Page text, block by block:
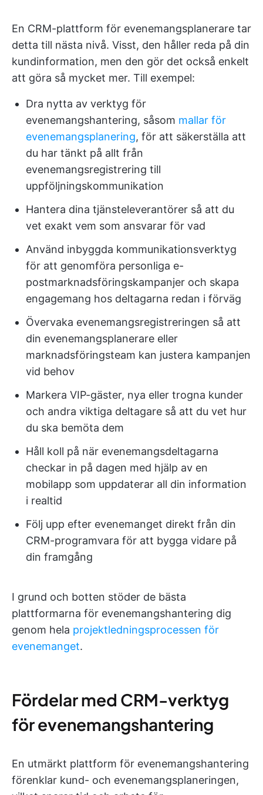
En CRM-plattform för evenemangsplanerare tar
detta till nästa nivå. Visst, den håller reda på din
kundinformation, men den gör det också enkelt
att göra så mycket mer. Till exempel:
Dra nytta av verktyg för
evenemangshantering, såsom mallar för
evenemangsplanering, för att säkerställa att
du har tänkt på allt från
evenemangsregistrering till
uppföljningskommunikation
Hantera dina tjänsteleverantörer så att du
vet exakt vem som ansvarar för vad
Använd inbyggda kommunikationsverktyg
för att genomföra personliga e-
postmarknadsföringskampanjer och skapa
engagemang hos deltagarna redan i förväg
Övervaka evenemangsregistreringen så att
din evenemangsplanerare eller
marknadsföringsteam kan justera kampanjen
vid behov
Markera VIP-gäster, nya eller trogna kunder
och andra viktiga deltagare så att du vet hur
du ska bemöta dem
Håll koll på när evenemangsdeltagarna
checkar in på dagen med hjälp av en
mobilapp som uppdaterar all din information
i realtid
Följ upp efter evenemanget direkt från din
CRM-programvara för att bygga vidare på
din framgång
I grund och botten stöder de bästa
plattformarna för evenemangshantering dig
genom hela projektledningsprocessen för
evenemanget.
Fördelar med CRM-verktyg
för evenemangshantering
En utmärkt plattform för evenemangshantering
förenklar kund- och evenemangsplaneringen,